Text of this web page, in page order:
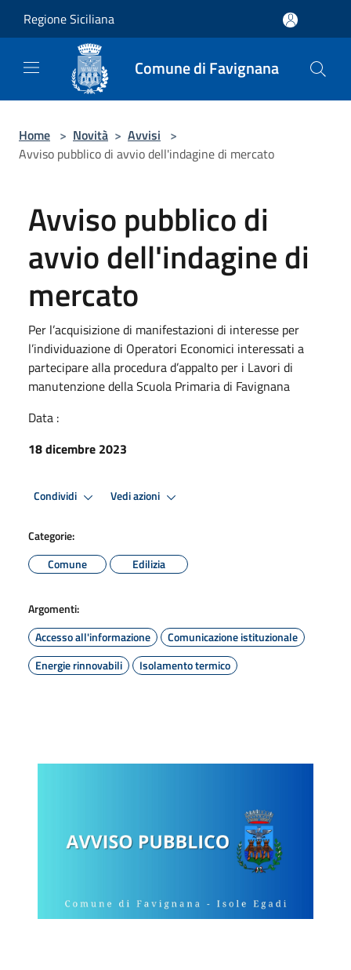
Regione Siciliana
Comune di Favignana
Home > Novità > Avvisi >
Avviso pubblico di avvio dell'indagine di mercato
Avviso pubblico di
avvio dell'indagine di
mercato
Per l’acquisizione di manifestazioni di interesse per
l’individuazione di Operatori Economici interessati a
partecipare alla procedura d’appalto per i Lavori di
manutenzione della Scuola Primaria di Favignana
Data :
18 dicembre 2023
Condividi Vedi azioni
Categorie:
Comune
Edilizia
Argomenti:
Accesso all'informazione
Comunicazione istituzionale
Energie rinnovabili
Isolamento termico